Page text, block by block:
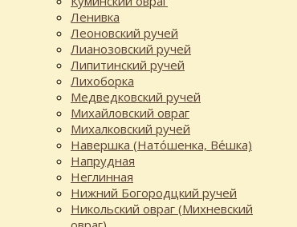
Ленивка
Леоновский ручей
Лианозовский ручей
Липитинский ручей
Лихоборка
Медведковский ручей
Михайловский овраг
Михалковский ручей
Навершка (Нато́шенка, Ве́шка)
Напрудная
Неглинная
Нижний Богородцкий ручей
Никольский овраг (Михневский